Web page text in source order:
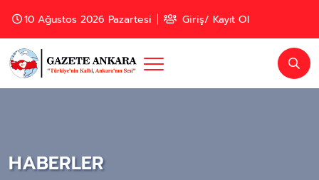
10 Ağustos 2026 Pazartesi Giriş/ Kayıt Ol
HABERLER